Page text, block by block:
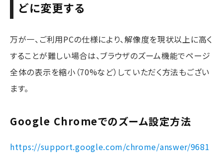
どに変更する
万が一、ご利用PCの仕様により、解像度を現状以上に高く
することが難しい場合は、ブラウザのズーム機能でページ
全体の表示を縮小（70%など）していただく方法もござい
ます。
Google Chromeでのズーム設定方法
https://support.google.com/chrome/answer/9681